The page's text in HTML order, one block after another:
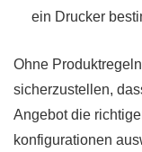
ein Drucker
Ohne
sicherzustellen,
Angebot die
konfigurationen